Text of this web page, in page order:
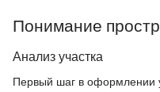
Понимание
Анализ участка
Первый шаг в оформлении